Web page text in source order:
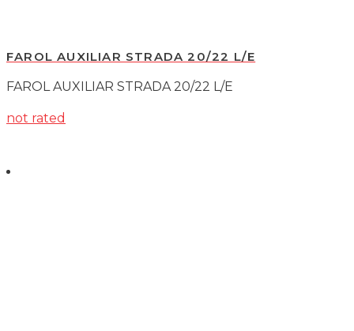
FAROL AUXILIAR STRADA 20/22 L/E
FAROL AUXILIAR STRADA 20/22 L/E
not rated